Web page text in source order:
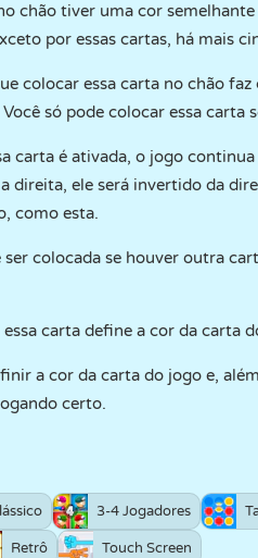
chão tiver uma cor
por essas cartas, há mais
colocar essa carta no chão
só pode colocar essa
carta é ativada, o jogo
direita, ele será invertido da
como esta.
ser colocada se houver outra
carta define a cor da carta
a cor da carta do jogo e,
certo.
3-4 Jogadores
Retrô Touch Screen